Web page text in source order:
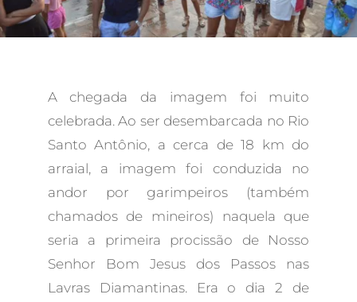
A chegada da imagem foi muito
celebrada. Ao ser desembarcada no Rio
Santo Antônio, a cerca de 18 km do
arraial, a imagem foi conduzida no
andor por garimpeiros (também
chamados de mineiros) naquela que
seria a primeira procissão de Nosso
Senhor Bom Jesus dos Passos nas
Lavras Diamantinas. Era o dia 2 de